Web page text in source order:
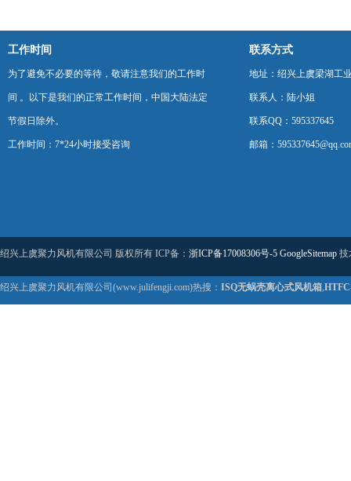
工作时间
为了避免不必要的等待，敬请注意我们的工作时
间 。以下是我们的正常工作时间，中国大陆法定
节假日除外。
工作时间：7*24小时接受咨询
联系方式
地址：绍兴上虞梁湖工
联系人：陆小姐
联系QQ：595337645
邮箱：
绍兴上虞聚力风机有限公司 版权所有 ICP备： 浙ICP备17008306号-5 GoogleSitemap 技
绍兴上虞聚力风机有限公司(www.julifengji.com)热搜： ISQ无蜗壳离心式风机箱,